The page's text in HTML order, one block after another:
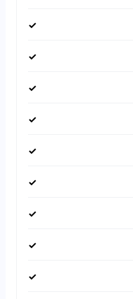
✓
✓
✓
✓
✓
✓
✓
✓
✓